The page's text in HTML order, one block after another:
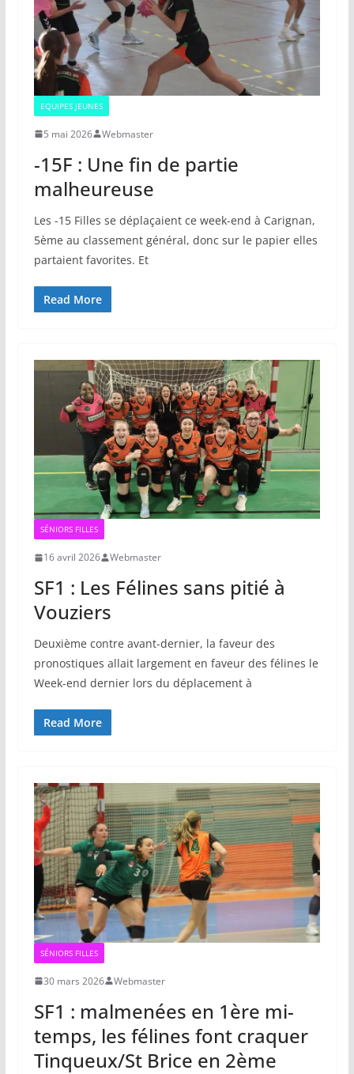
EQUIPES JEUNES
5 mai 2026 Webmaster
-15F : Une fin de partie
malheureuse
Les -15 Filles se déplaçaient ce week-end à Carignan,
5ème au classement général, donc sur le papier elles
partaient favorites. Et
Read More
SÉNIORS FILLES
16 avril 2026 Webmaster
SF1 : Les Félines sans pitié à
Vouziers
Deuxième contre avant-dernier, la faveur des
pronostiques allait largement en faveur des félines le
Week-end dernier lors du déplacement à
Read More
SÉNIORS FILLES
30 mars 2026 Webmaster
SF1 : malmenées en 1ère mi-
temps, les félines font craquer
Tinqueux/St Brice en 2ème